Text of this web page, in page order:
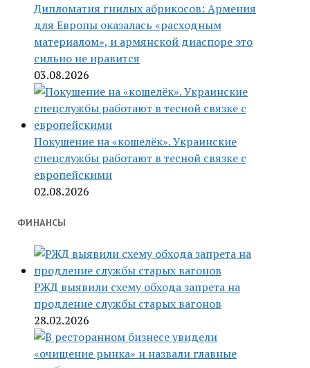
Дипломатия гнилых абрикосов: Армения
для Европы оказалась «расходным
материалом», и армянской диаспоре это
сильно не нравится
03.08.2026
Покушение на «кошелёк». Украинские
спецслужбы работают в тесной связке с
европейскими
02.08.2026
ФИНАНСЫ
РЖД выявили схему обхода запрета на
продление службы старых вагонов
28.02.2026